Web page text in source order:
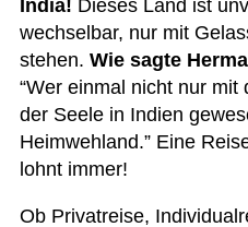
India! Die­ses Land ist
wech­sel­bar, nur mit
ste­hen. Wie sagte
“Wer ein­mal nicht nur
der Seele in Indien
Heim­weh­land.” Eine
lohnt immer!
Ob Pri­vat­reise,